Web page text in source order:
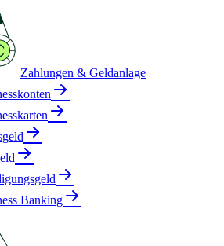
Zahlungen & Geldanlage
Banking